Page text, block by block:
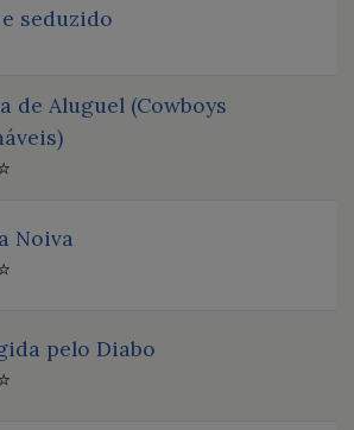
seduzido
de Aluguel (Cowboys
Noiva
pelo Diabo